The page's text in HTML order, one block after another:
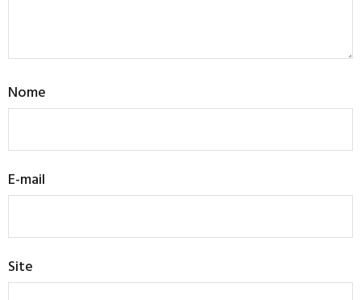
Nome
E-mail
Site